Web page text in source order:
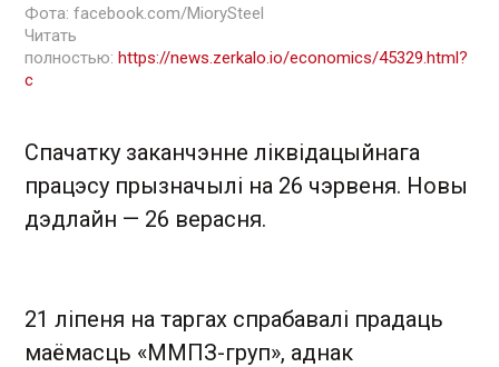
Фота: facebook.com/MiorySteel
Читать
полностью: https://news.zerkalo.io/economics/45329.html?
c
Спачатку заканчэнне ліквідацыйнага
працэсу прызначылі на 26 чэрвеня. Новы
дэдлайн — 26 верасня.
21 ліпеня на таргах спрабавалі прадаць
маёмасць «ММПЗ-груп», аднак